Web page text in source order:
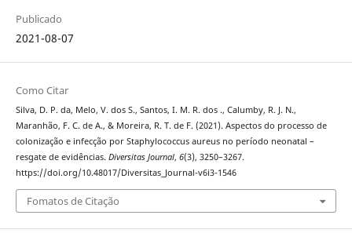
Publicado
2021-08-07
Como Citar
Silva, D. P. da, Melo, V. dos S., Santos, I. M. R. dos ., Calumby, R. J. N.,
Maranhão, F. C. de A., & Moreira, R. T. de F. (2021). Aspectos do processo de
colonização e infecção por Staphylococcus aureus no período neonatal –
resgate de evidências. Diversitas Journal, 6(3), 3250–3267.
https://doi.org/10.48017/Diversitas_Journal-v6i3-1546
Fomatos de Citação